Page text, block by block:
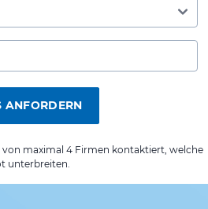
ANFORDERN
maximal 4 Firmen kontaktiert, welche
unterbreiten.